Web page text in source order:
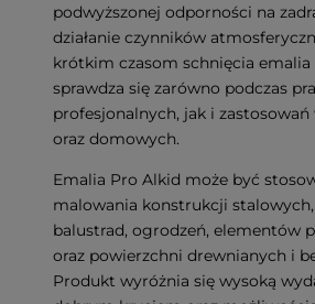
podwyższonej odporności na
działanie czynników
krótkim czasom schnięcia emalia
sprawdza się zarówno podczas
profesjonalnych, jak i
oraz domowych.
Emalia Pro Alkid może być
malowania konstrukcji stalowych,
balustrad, ogrodzeń, elementów
oraz powierzchni drewnianych i
Produkt wyróżnia się wysoką